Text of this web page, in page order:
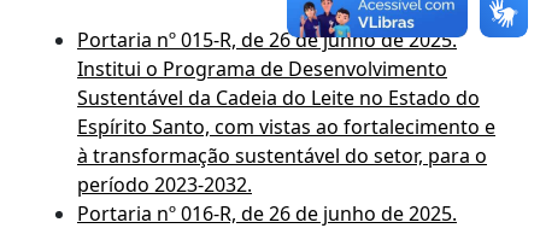
Portaria nº 015-R, de 26 de junho de 2025.
Institui o Programa de Desenvolvimento
Sustentável da Cadeia do Leite no Estado do
Espírito Santo, com vistas ao fortalecimento e
à transformação sustentável do setor, para o
período 2023-2032.
Portaria nº 016-R, de 26 de junho de 2025.